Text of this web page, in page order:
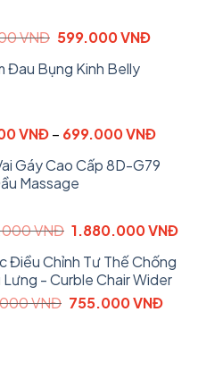
VNĐ Original
was:
599.000VNĐ
Đau Bụng Kinh Belly
VNĐ– 699.000VNĐ
Gáy Cao Cấp 8D-G79
Massage
VNĐ Original
was:
2.800.000 VNĐ.
1.880.000VNĐ
Điều Chỉnh Tư Thế Chống
- Curble Chair Wider
VNĐ Original
755.000VNĐ